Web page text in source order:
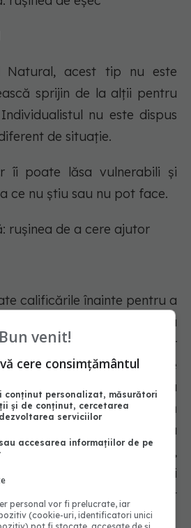
Natural, acest tip nu este
sprijin de la alții pentru
nu este dispus
de situație.
îi poate lăsa vulnerabili și
ce nu știu sau nu pot face.
rușinea de a cere ajutor
calificările înainte pentru a
gândesc să aplic pentru
Acest tip de impostor
de a avea toate
înainte de a încerca
job. Ei pot fi critici față
care "lucrează pentru a
iau roluri aspiraționale, dar,
recunosc că certitudinea și
răspunsurilor nu sunt
Bun venit!
cere consimțământul
conținut personalizat, măsurători
și de conținut, cercetarea
serviciilor
accesarea informațiilor de pe
personal vor fi prelucrate, iar
(cookie-uri, identificatori unici